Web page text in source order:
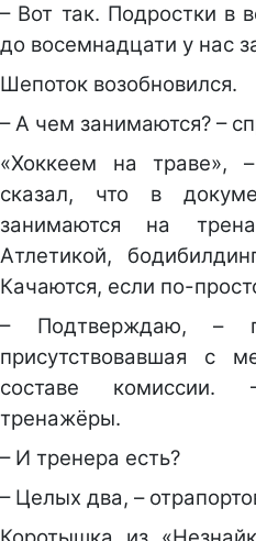
– Вот так. Подростки в
до восемнадцати у нас
Шепоток возобновился.
– А чем занимаются? –
«Хоккеем на траве»,
сказал, что в
занимаются на
Атлетикой,
Качаются, если по-
– Подтверждаю, –
присутствовавшая с
составе
тренажёры.
– И тренера есть?
– Целых два, –